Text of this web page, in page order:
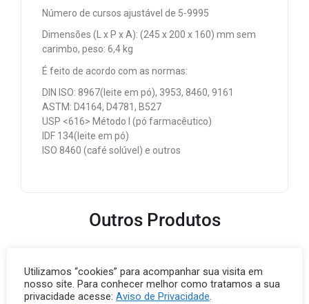
Número de cursos ajustável de 5-9995
Dimensões (L x P x A): (245 x 200 x 160) mm sem
carimbo, peso: 6,4 kg
É feito de acordo com as normas:
DIN ISO: 8967(leite em pó), 3953, 8460, 9161
ASTM: D4164, D4781, B527
USP <616> Método I (pó farmacêutico)
IDF 134(leite em pó)
ISO 8460 (café solúvel) e outros
Outros Produtos
Utilizamos “cookies” para acompanhar sua visita em
nosso site. Para conhecer melhor como tratamos a sua
privacidade acesse: Aviso de Privacidade